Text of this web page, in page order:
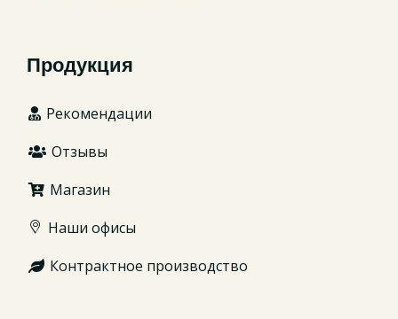
Продукция
Рекомендации
Отзывы
Магазин
Наши офисы
Контрактное производство